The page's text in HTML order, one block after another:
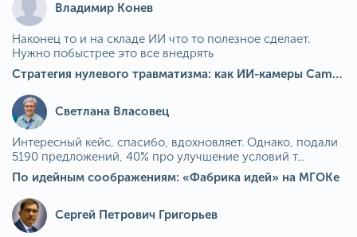
Владимир Конев
Наконец то и на складе ИИ что то полезное сделает.
Нужно побыстрее это все внедрять
Стратегия нулевого травматизма: как ИИ-камеры Camkord снижают риск наезда на пешехода при работе на погрузчике
Светлана Власовец
Интересный кейс, спасибо, вдохновляет. Однако, подали
5190 предложений, 40% про улучшение условий т...
По идейным соображениям: «Фабрика идей» на МГОКе
Сергей Петрович Григорьев